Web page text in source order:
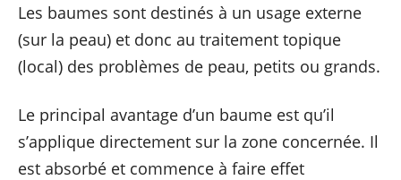
Les baumes sont destinés à un usage externe
(sur la peau) et donc au traitement topique
(local) des problèmes de peau, petits ou grands.
Le principal avantage d’un baume est qu’il
s’applique directement sur la zone concernée. Il
est absorbé et commence à faire effet